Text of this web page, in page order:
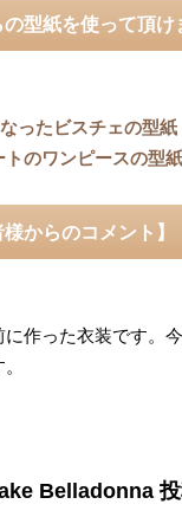
の型紙を使って頂け
ったビスチェの型紙
のワンピースの型
様からのコメント】
に作った衣装です。
Belladonna